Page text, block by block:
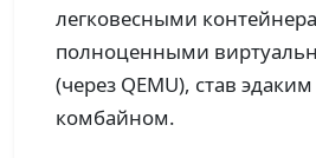
легковесными
полноценными
(через QEMU), став
комбайном.